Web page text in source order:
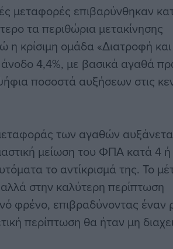
μεταφορές επιβαρύνθηκαν
τα περιθώρια μετακίνησης
κρίσιμη ομάδα «Διατροφή
4,4%, με βασικά αγαθά
ποσοστά αυξήσεων στις
των αγαθών
μείωση του ΦΠΑ κατά 4
το αντίκρισμά της. Το
στην καλύτερη περίπτωση
φρένο, επιβραδύνοντας έναν
περίπτωση θα ήταν μη